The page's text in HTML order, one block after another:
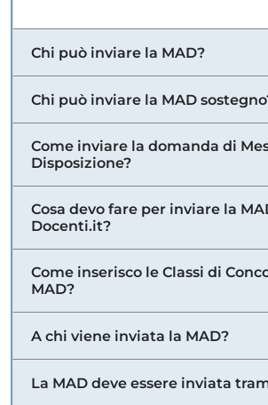
Chi può inviare la MAD?
Chi può inviare la MAD
Come inviare la domanda di
Disposizione?
Cosa devo fare per inviare la
Docenti.it?
Come inserisco le Classi di
MAD?
A chi viene inviata la MAD?
La MAD deve essere inviata